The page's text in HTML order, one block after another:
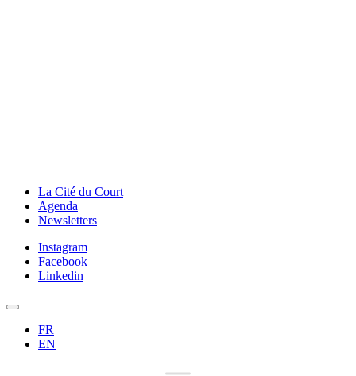
La Cité du Court
Agenda
Newsletters
Instagram
Facebook
Linkedin
FR
EN